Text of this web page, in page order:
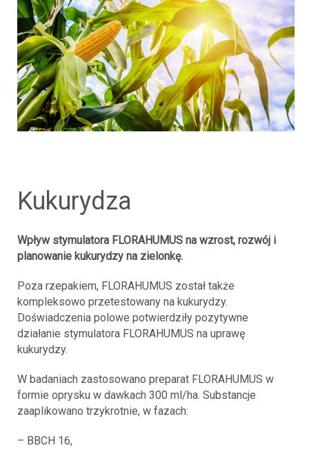
kukurydza
Wpływ stymulatora FLORAHUMUS na wzrost, rozwój i
planowanie kukurydzy na zielonkę.
Poza rzepakiem, FLORAHUMUS został także
kompleksowo przetestowany na kukurydzy.
Doświadczenia polowe potwierdziły pozytywne
działanie stymulatora FLORAHUMUS na uprawę
kukurydzy.
W badaniach zastosowano preparat FLORAHUMUS w
formie oprysku w dawkach 300 ml/ha. Substancje
zaaplikowano trzykrotnie, w fazach:
– BBCH 16,